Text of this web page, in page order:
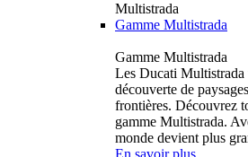
Multistrada
Gamme Multistrada
Gamme Multistrada
Les Ducati Multistrada
découverte de
frontières. Découvrez
gamme Multistrada.
monde devient plus
En savoir plus